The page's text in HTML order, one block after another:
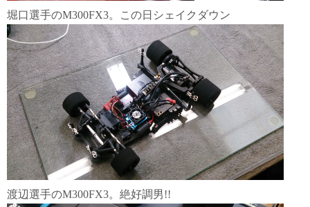
堀口選手のM300FX3。この日シェイクダウン
渡辺選手のM300FX3。絶好調男!!